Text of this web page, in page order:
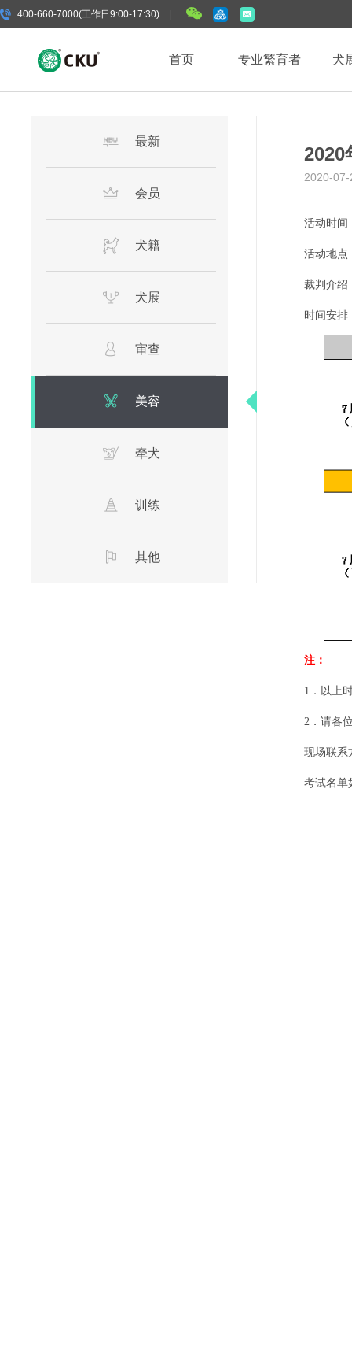
400-660-7000(工作日9:00-17:30) |
首页 专业繁育者 犬
最新
会员
犬籍
犬展
审查
美容
牵犬
训练
其他
2020
2020-
活动时间
活动地点
裁判介绍
时间安排
注：
1 ．以上
2 ．请各
现场联系
考试名单